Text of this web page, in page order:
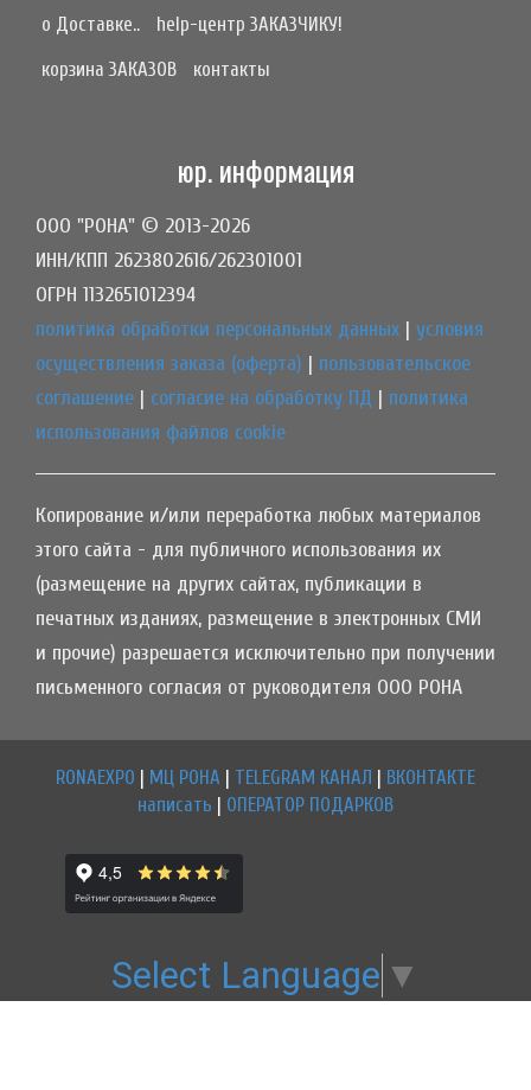
о Доставке..
help-центр ЗАКАЗЧИКУ!
корзина ЗАКАЗОВ
контакты
юр. информация
ООО "РОНА" © 2013-2026
ИНН/КПП 2623802616/262301001
ОГРН 1132651012394
политика обработки персональных данных | условия
осуществления заказа (оферта) | пользовательское
соглашение | согласие на обработку ПД | политика
использования файлов cookie
Копирование и/или переработка любых материалов
этого сайта - для публичного использования их
(размещение на других сайтах, публикации в
печатных изданиях, размещение в электронных СМИ
и прочие) разрешается исключительно при получении
письменного согласия от руководителя ООО РОНА
RONAEXPO | МЦ РОНА | TELEGRAM КАНАЛ | ВКОНТАКТЕ
написать | ОПЕРАТОР ПОДАРКОВ
Select Language ▼